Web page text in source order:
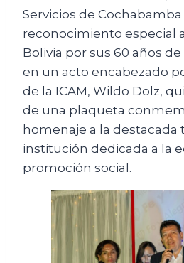
Servicios de
reconocimiento especial
Bolivia por sus 60 años
en un acto encabezado
de la ICAM, Wildo Dolz,
de una plaqueta
homenaje a la destacada
institución dedicada a la
promoción social.